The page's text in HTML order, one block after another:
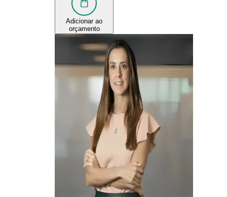
Adicionar ao
orçamento